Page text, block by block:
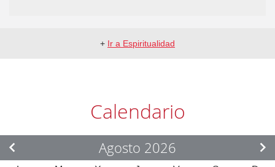
+ Ir a Espiritualidad
Calendario
Agosto 2026